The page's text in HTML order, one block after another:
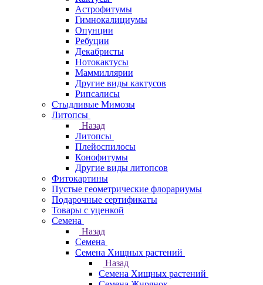
Астрофитумы
Гимнокалициумы
Опунции
Ребуции
Декабристы
Нотокактусы
Маммиллярии
Другие виды кактусов
Рипсалисы
Стыдливые Мимозы
Литопсы
Назад
Литопсы
Плейоспилосы
Конофитумы
Другие виды литопсов
Фитокартины
Пустые геометрические флорариумы
Подарочные сертификаты
Товары с уценкой
Семена
Назад
Семена
Семена Хищных растений
Назад
Семена Хищных растений